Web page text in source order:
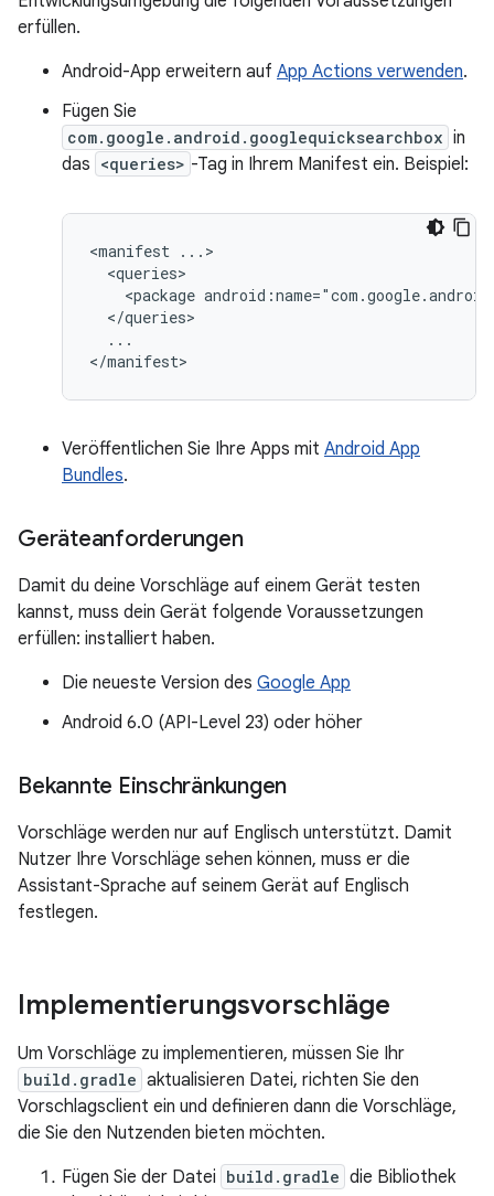
erfüllen.
Android-App erweitern auf App Actions verwenden.
Fügen Sie
com.google.android.googlequicksearchbox in
das <queries> -Tag in Ihrem Manifest ein. Beispiel:
<manifest
<package
...
Veröffentlichen Sie Ihre Apps mit Android App
Bundles.
Geräteanforderungen
Damit du deine Vorschläge auf einem Gerät testen
kannst, muss dein Gerät folgende Voraussetzungen
erfüllen: installiert haben.
Die neueste Version des Google App
Android 6.0 (API-Level 23) oder höher
Bekannte Einschränkungen
Vorschläge werden nur auf Englisch unterstützt. Damit
Nutzer Ihre Vorschläge sehen können, muss er die
Assistant-Sprache auf seinem Gerät auf Englisch
festlegen.
Implementierungsvorschläge
Um Vorschläge zu implementieren, müssen Sie Ihr
build.gradle aktualisieren Datei, richten Sie den
Vorschlagsclient ein und definieren dann die Vorschläge,
die Sie den Nutzenden bieten möchten.
Fügen Sie der Datei build.gradle die Bibliothek